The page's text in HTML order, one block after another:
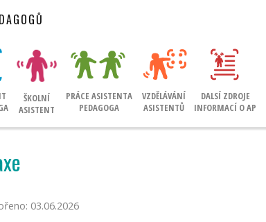
ŠKOLNÍ
ASISTENT
PRÁCE ASISTENTA
PEDAGOGA
VZDĚLÁVÁNÍ
ASISTENTŮ
DALSÍ ZDROJE
INFORMACÍ O AP
03.06.2026